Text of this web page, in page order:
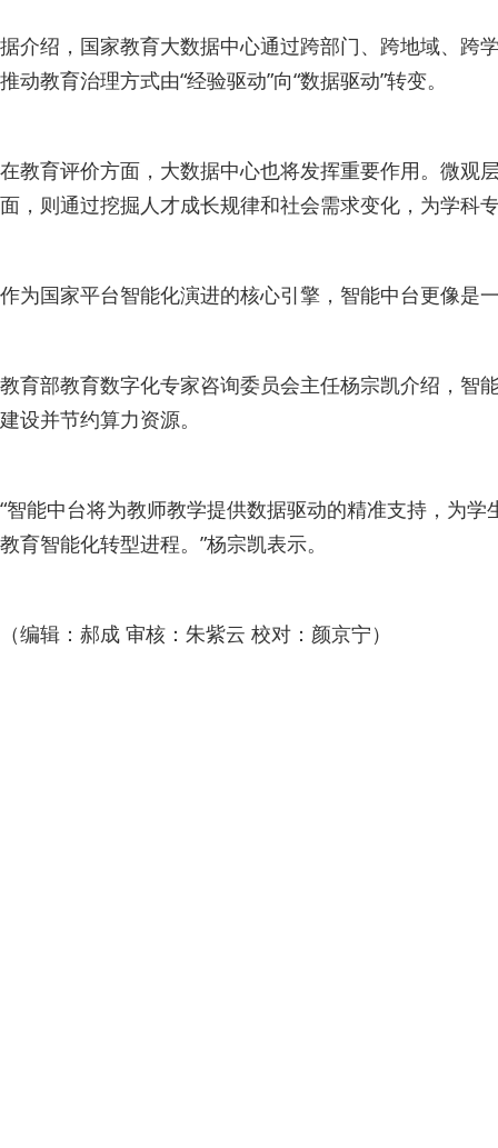
据介绍，国家教育大数据中心通过跨部门、跨地域、跨
推动教育治理方式由“经验驱动”向“数据驱动”转变。
在教育评价方面，大数据中心也将发挥重要作用。微观
面，则通过挖掘人才成长规律和社会需求变化，为学科
作为国家平台智能化演进的核心引擎，智能中台更像是
教育部教育数字化专家咨询委员会主任杨宗凯介绍，智
建设并节约算力资源。
“智能中台将为教师教学提供数据驱动的精准支持，为
教育智能化转型进程。”杨宗凯表示。
（编辑：郝成 审核：朱紫云 校对：颜京宁）